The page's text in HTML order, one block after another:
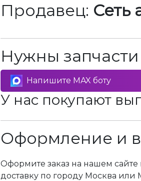
Продавец: Сеть
Нужны
Напишите MAX боту
У нас покупают
Оформление и
Оформите заказ на нашем сайте
доставку по городу Москва или